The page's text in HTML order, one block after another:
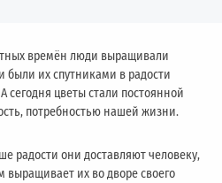
времён люди выращивали
были их спутниками в радости
сегодня цветы стали постоянной
потребностью нашей жизни.
радости они доставляют человеку,
выращивает их во дворе своего